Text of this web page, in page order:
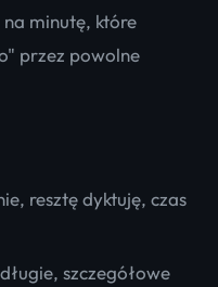
minutę, które
przez powolne
resztę dyktuję, czas
szczegółowe